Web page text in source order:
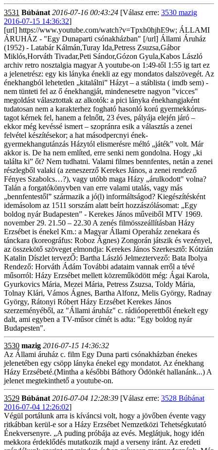
3531 Búbánat 2016-07-16 00:43:24 [Válasz erre: 3530 mazig
2016-07-15 14:36:32]
[url] https://www.youtube.com/watch?v=Tpxh0hjhE9w; ÁLLAMI
ÁRUHÁZ - "Egy Dunaparti csónakházban" [/url] Állami Áruház
(1952) - Latabár Kálmán,Turay Ida,Petress Zsuzsa,Gábor
Miklós,Horváth Tivadar,Peti Sándor,Gózon Gyula,Kabos László
archiv retro nosztalgia magyar A youtube-on 1:49-től 1:55 ig tart ez
a jelenetrész: egy kis lányka énekli az egy mondatos dalszövegét. Az
énekhangból lehetetlen „kitalálni” Házyt – a stáblista ( imdb sem) -
nem tünteti fel az ő énekhangját, mindenesetre nagyon "vicces"
megoldást választottak az alkotók: a pici lányka énekhangjaként
tudatosan nem a karakterhez fogható hasonló korú gyermekkórus-
tagot kérnek fel, hanem a felnőtt, 23 éves, pályája elején járó –
ekkor még kevéssé ismert – szopránra esik a választás a zenei
felvétel készítésekor; a hat másodpercnyi ének-
gyermekhangutánzás Házytól elismerésre méltó „játék” volt. Már
akkor is. De ha nem említed, erre senki nem gondolna. Hogy „ki
találta ki” őt? Nem tudhatni. Valami filmes bennfentes, netán a zenei
részlegből valaki (a zeneszerző Kerekes János, a zenei rendező
Fényes Szabolcs…?), vagy utóbb maga Házy „árulkodott" volna?
Talán a forgatókönyvben van erre valami utalás, vagy más
„bennfentestől” származik a jó(l) informáltságod? Kiegészítésként
idemásolom az 1511 sorszám alatt beírt hozzászólásomat: „Egy
boldog nyár Budapesten” - Kerekes János műveiből MTV 1969.
november 29. 21.50 – 22.30 A zenés filmösszeállításban Házy
Erzsébet is énekel Km.: a Magyar Állami Operaház zenekara és
tánckara (koreográfus: Roboz Ágnes) Zongorán játszik és vezényel,
az összekötő szöveget elmondja: Kerekes János Szerkesztő: Kótzián
Katalin Díszlet tervezŐ: Bartha László Jelmeztervező: Bata Ibolya
Rendező: Horváth Ádám További adataim vannak erről a tévé
műsorról: Házy Erzsébet mellett közreműködött még: Ágai Karola,
Gyurkovics Mária, Mezei Mária, Petress Zsuzsa, Toldy Mária,
Tolnay Klári, Vámos Ágnes, Bartha Alfonz, Melis György, Radnay
György, Rátonyi Róbert Házy Erzsébet Kerekes János
szerzeményéből, az "Állami áruház" c. rádióoperettből énekelt egy
dalt, ami egyben a TV-műsor címét is adta: "Egy boldog nyár
Budapesten".
3530 mazig 2016-07-15 14:36:32
Az Állami áruház c. film Egy Duna parti csónakházban énekes
jelenetében egy csöpp lányka énekel egy mondatot. Az énekhang
Házy Erzsébeté.(Mintha a későbbi Báthory Ödönkét hallanánk...) A
jelenet megtekinthető a youtube-on.
3529 Búbánat 2016-07-04 12:28:39 [Válasz erre: 3528 Búbánat
2016-07-04 12:26:02]
Végül portálunk arra is kíváncsi volt, hogy a jövőben évente vagy
ritkábban kerül-e sor a Házy Erzsébet Nemzetközi Tehetségkutató
Énekversenyre. „A puding próbája az evés. Meglátjuk, hogy idén
mekkora érdeklődés mutatkozik majd a verseny iránt. Az eredeti